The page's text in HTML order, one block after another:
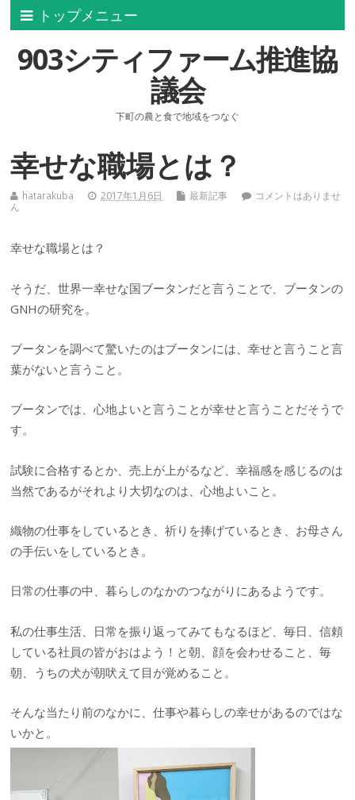
トップメニュー
903シティファーム推進協
議会
下町の農と食で地域をつなぐ
幸せな職場とは？
hatarakuba 2017年1月6日 最新記事
コメントはありませ
ん
幸せな職場とは？
そうだ、世界一幸せな国ブータンだと言うことで、ブータンの
GNHの研究を。
ブータンを調べて驚いたのはブータンには、幸せと言うこと言
葉がないと言うこと。
ブータンでは、心地よいと言うことが幸せと言うことだそうで
す。
試験に合格するとか、売上が上がるなど、幸福感を感じるのは
当然であるがそれより大切なのは、心地よいこと。
織物の仕事をしているとき、祈りを捧げているとき、お母さん
の手伝いをしているとき。
日常の仕事の中、暮らしのなかのつながりにあるようです。
私の仕事生活、日常を振り返ってみてもなるほど、毎日、信頼
している社員の皆がおはよう！と朝、顔を会わせること、毎
朝、うちの犬が朝吠えて目が覚めること。
そんな当たり前のなかに、仕事や暮らしの幸せがあるのではな
いかと。